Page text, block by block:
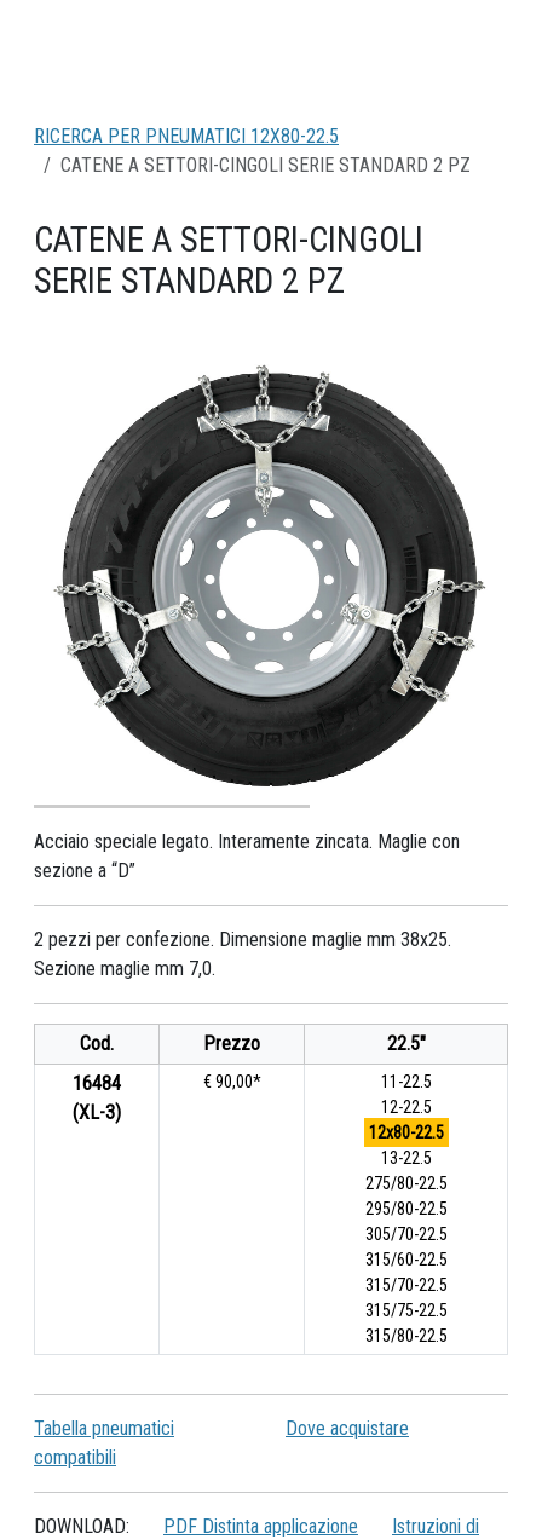
RICERCA PER PNEUMATICI 12X80-22.5
CATENE A SETTORI-CINGOLI SERIE STANDARD 2 PZ
CATENE A SETTORI-CINGOLI
SERIE STANDARD 2 PZ
Acciaio speciale legato. Interamente zincata. Maglie con
sezione a “D”
2 pezzi per confezione. Dimensione maglie mm 38x25.
Sezione maglie mm 7,0.
Cod. Prezzo
22.5"
16484
(XL-3)
€ 90,00*
11-22.5
12-22.5
12x80-22.5
13-22.5
275/80-22.5
295/80-22.5
305/70-22.5
315/60-22.5
315/70-22.5
315/75-22.5
315/80-22.5
Tabella pneumatici
compatibili
Dove acquistare
DOWNLOAD: PDF Distinta applicazione
Istruzioni di